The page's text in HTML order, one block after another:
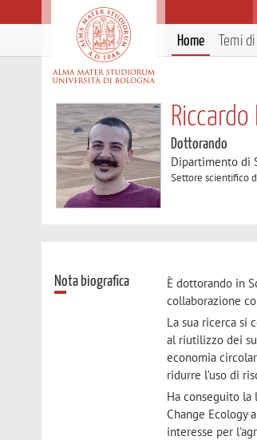
Home Temi
Riccardo
Dottorando
Dipartimento di
Settore scientifico
Nota biografica
È dottorando in
collaborazione
La sua ricerca si
al riutilizzo dei
economia
ridurre l’uso di
Ha conseguito la
Change Ecology
interesse per